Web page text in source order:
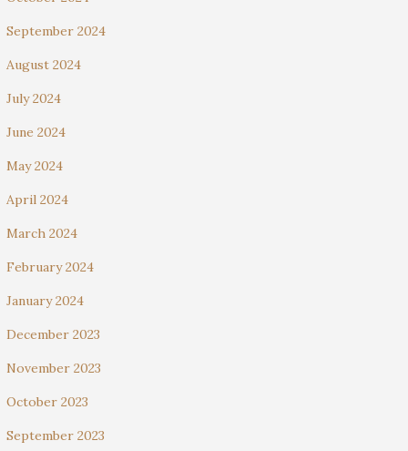
September 2024
August 2024
July 2024
June 2024
May 2024
April 2024
March 2024
February 2024
January 2024
December 2023
November 2023
October 2023
September 2023